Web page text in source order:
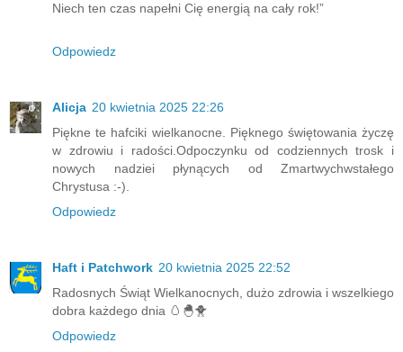
Niech ten czas napełni Cię energią na cały rok!”
Odpowiedz
Alicja 20 kwietnia 2025 22:26
Piękne te hafciki wielkanocne. Pięknego świętowania życzę
w zdrowiu i radości.Odpoczynku od codziennych trosk i
nowych nadziei płynących od Zmartwychwstałego
Chrystusa :-).
Odpowiedz
Haft i Patchwork 20 kwietnia 2025 22:52
Radosnych Świąt Wielkanocnych, dużo zdrowia i wszelkiego
dobra każdego dnia 🥚🐣🐥
Odpowiedz